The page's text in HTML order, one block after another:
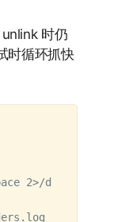
时仍
时循环抓快
2>/dev/null |